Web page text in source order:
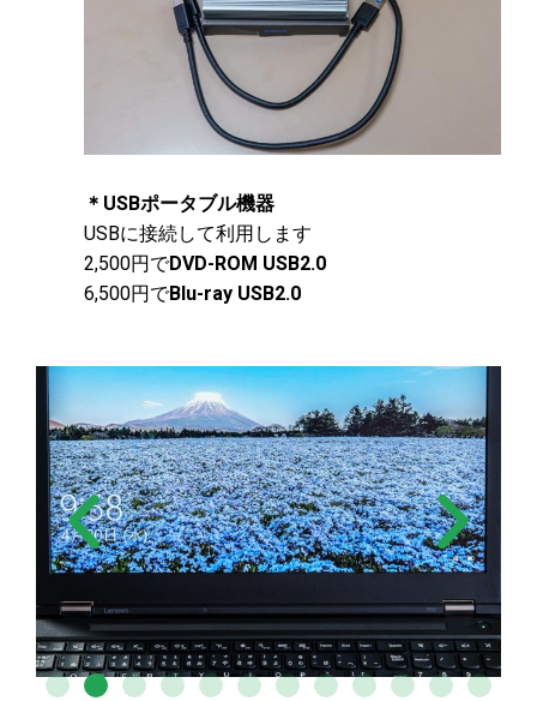
＊USBポータブル機器
USBに接続して利用します
2,500円でDVD-ROM USB2.0
6,500円でBlu-ray USB2.0